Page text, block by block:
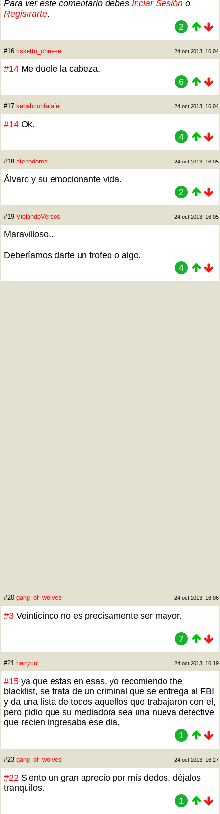
Para ver este comentario debes Inciar Sesión o
Registrarte.
2
#16 risketto_cheese 24 oct 2013, 16:04
#14 Me duele la cabeza.
6
#17 kebabconfalafel 24 oct 2013, 16:04
#14 Ok.
4
#18 atenodoros 24 oct 2013, 16:05
Álvaro y su emocionante vida.
2
#19 ViolandoVersos 24 oct 2013, 16:05
Maravilloso...
Deberíamos darte un trofeo o algo.
4
#20 gang_of_wolves 24 oct 2013, 16:06
#3 Veinticinco no es precisamente ser mayor.
7
#21 harrycol 24 oct 2013, 16:19
#15 ya que estas en esas, yo recomiendo the
blacklist, se trata de un criminal que se entrega al FBI
y da una lista de todos aquellos que trabajaron con el,
pero pidio que su mediadora sea una nueva detective
que recien ingresaba ese dia.
1
#23 gang_of_wolves 24 oct 2013, 16:27
#22 Siento un gran aprecio por mis dedos, déjalos
tranquilos.
1